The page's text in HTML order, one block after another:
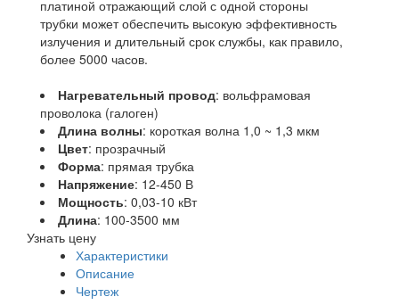
платиной отражающий слой с одной стороны
трубки может обеспечить высокую эффективность
излучения и длительный срок службы, как правило,
более 5000 часов.
Нагревательный провод: вольфрамовая
проволока (галоген)
Длина волны: короткая волна 1,0 ~ 1,3 мкм
Цвет: прозрачный
Форма: прямая трубка
Напряжение: 12-450 В
Мощность: 0,03-10 кВт
Длина: 100-3500 мм
Узнать цену
Характеристики
Описание
Чертеж